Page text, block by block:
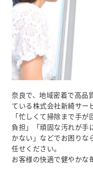
奈良で、地域密着で高品
ている株式会社新綺サー
「忙しくて掃除まで手
負担」「頑固な汚れが手
かない」などでお困りな
任せください。
お客様の快適で健やかな